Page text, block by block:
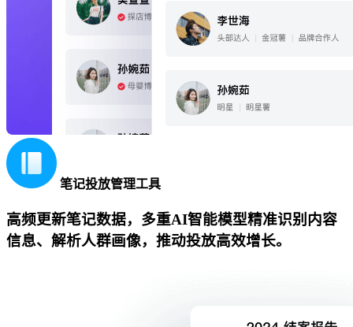
笔记投放管理工具
高频更新笔记数据，多重AI智能模型精准识别内容
信息、解析人群画像，推动投放高效增长。